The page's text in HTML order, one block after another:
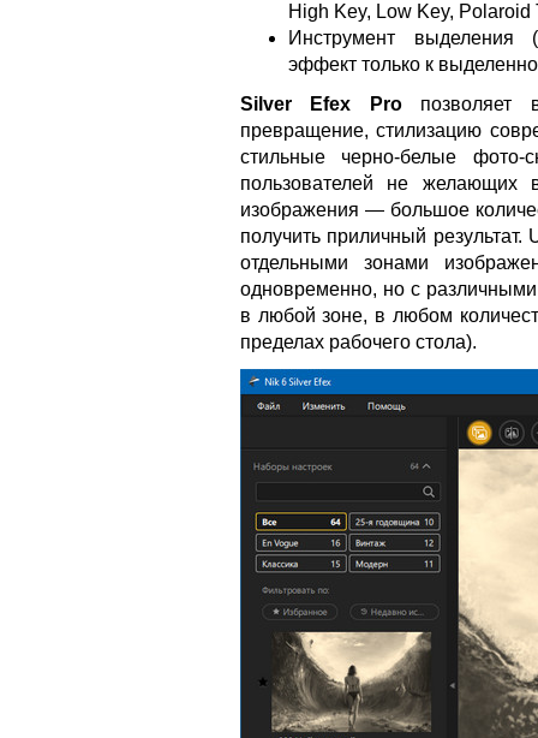
High Key, Low Key,
Инструмент выделения
эффект только к
Silver Efex Proпозволяет
превращение, стилизацию
стильные черно-белые
пользователей не желающих
изображения — большое
получить приличный
отдельными зонами
одновременно, но с различными
в любой зоне, в любом
пределах рабочего стола).